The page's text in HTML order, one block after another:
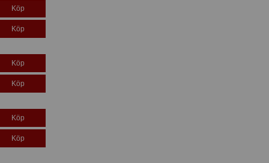
Köp
Köp
Köp
Köp
Köp
Köp